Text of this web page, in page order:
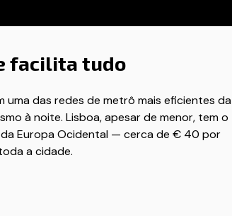
facilita tudo
uma das redes de metrô mais eficientes da
à noite. Lisboa, apesar de menor, tem o
Europa Ocidental — cerca de € 40 por
a cidade.